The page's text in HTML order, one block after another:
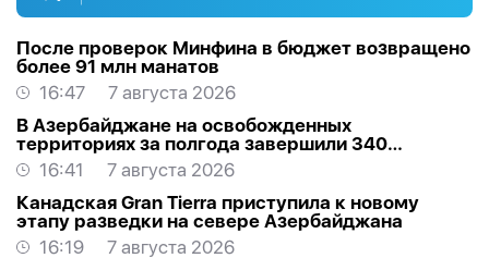
После проверок Минфина в бюджет возвращено
более 91 млн манатов
16:47
7 августа 2026
В Азербайджане на освобожденных
территориях за полгода завершили 340
проектов
16:41
7 августа 2026
Канадская Gran Tierra приступила к новому
этапу разведки на севере Азербайджана
16:19
7 августа 2026